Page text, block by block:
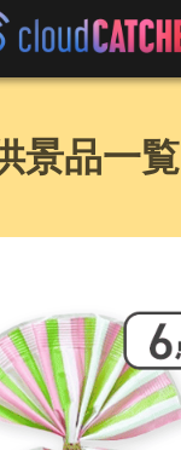
景品一覧